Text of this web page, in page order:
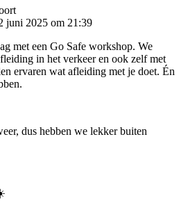
juni 2025 om 21:39
met een Go Safe workshop. We
in het verkeer en ook zelf met
ervaren wat afleiding met je doet. Én
dus hebben we lekker buiten